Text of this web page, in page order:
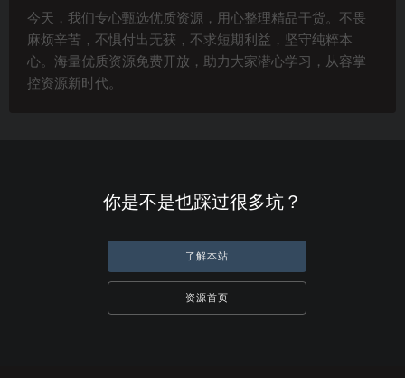
今天，我们专心甄选优质资源，用心整理精品干货。不畏
麻烦辛苦，不惧付出无获，不求短期利益，坚守纯粹本
心。海量优质资源免费开放，助力大家潜心学习，从容掌
控资源新时代。
你是不是也踩过很多坑？
了解本站
资源首页